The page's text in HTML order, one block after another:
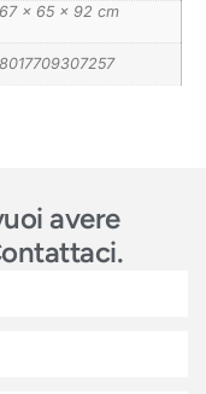
67 × 65 × 92 cm
8017709307257
avere